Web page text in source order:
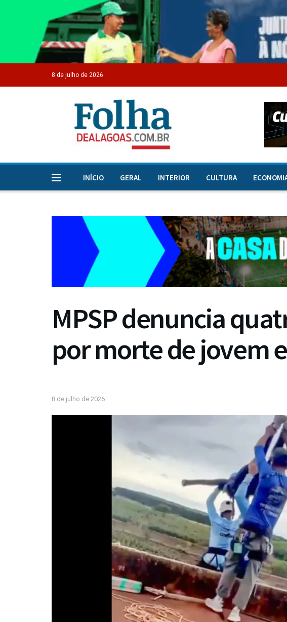
8 de julho de 2026
INÍCIO GERAL INTERIOR CULTURA
MPSP denuncia
por morte de jovem
8 de julho de 2026